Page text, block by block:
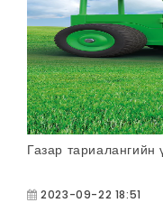
Газар тариалангийн
2023-09-22 18:51